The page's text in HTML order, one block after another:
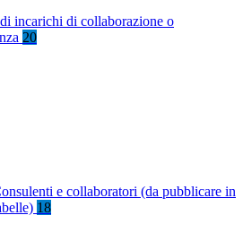
incarichi di collaborazione o
20
e collaboratori (da pubblicare in
18